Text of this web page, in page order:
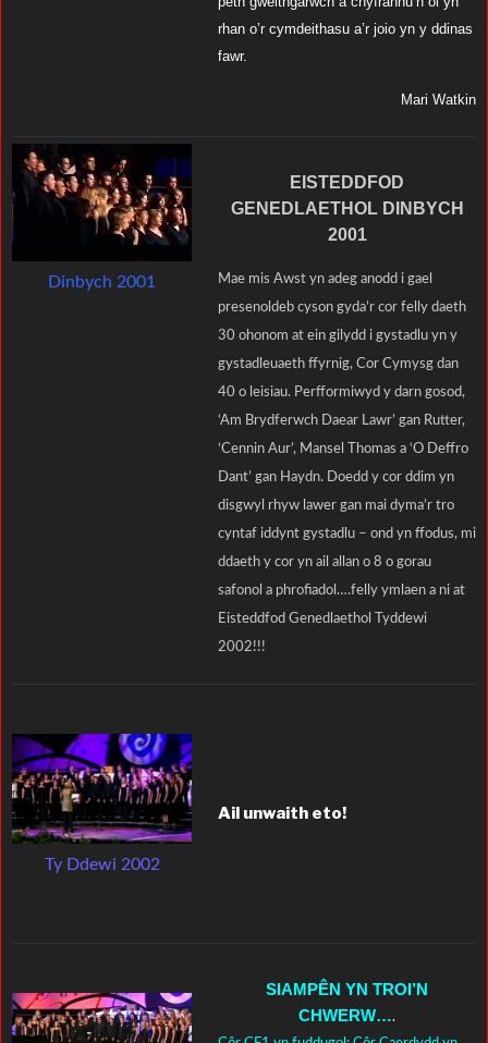
rhan o’r cymdeithasu a’r joio yn y ddinas
fawr.
Mari Watkin
Dinbych 2001
EISTEDDFOD
GENEDLAETHOL DINBYCH
2001
Mae mis Awst yn adeg anodd i gael
presenoldeb cyson gyda’r cor felly daeth
30 ohonom at ein gilydd i gystadlu yn y
gystadleuaeth ffyrnig, Cor Cymysg dan
40 o leisiau. Perfformiwyd y darn gosod,
‘Am Brydferwch Daear Lawr’ gan Rutter,
‘Cennin Aur’, Mansel Thomas a ‘O Deffro
Dant’ gan Haydn. Doedd y cor ddim yn
disgwyl rhyw lawer gan mai dyma’r tro
cyntaf iddynt gystadlu – ond yn ffodus, mi
ddaeth y cor yn ail allan o 8 o gorau
safonol a phrofiadol….felly ymlaen a ni at
Eisteddfod Genedlaethol Tyddewi
2002!!!
Ty Ddewi 2002
Ail unwaith eto!
SIAMPÊN YN TROI’N
CHWERW….